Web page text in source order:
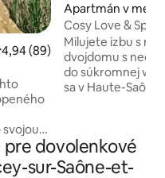
ohodnotenie 4,94
4,94 (89)
Apartmán v
ng
Cosy Love & Spa
hammam sauna
Milujete izbu s
dvojdomu s
do súkromnej wellness
sa v Haute-
kľúčovými
cocooningovej
dovolenkové
sur-Saône-et-